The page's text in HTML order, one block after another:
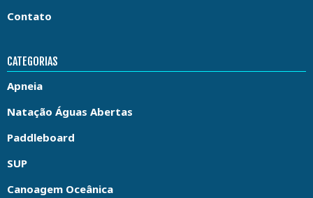
Contato
CATEGORIAS
Apneia
Natação Águas Abertas
Paddleboard
SUP
Canoagem Oceânica